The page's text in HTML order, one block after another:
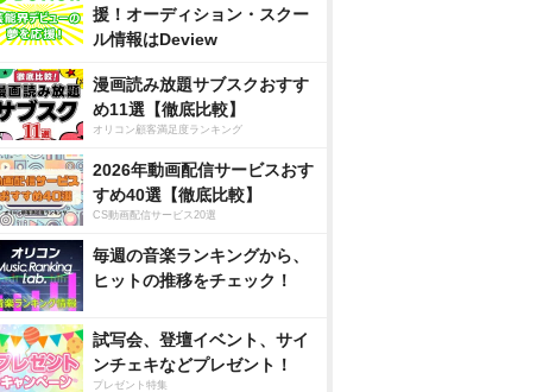
援！オーディション・スクー
ル情報はDeview
漫画読み放題サブスクおすす
め11選【徹底比較】
オリコン顧客満足度ランキング
2026年動画配信サービスおす
すめ40選【徹底比較】
CS動画配信サービス20選
毎週の音楽ランキングから、
ヒットの推移をチェック！
試写会、登壇イベント、サイ
ンチェキなどプレゼント！
プレゼント特集